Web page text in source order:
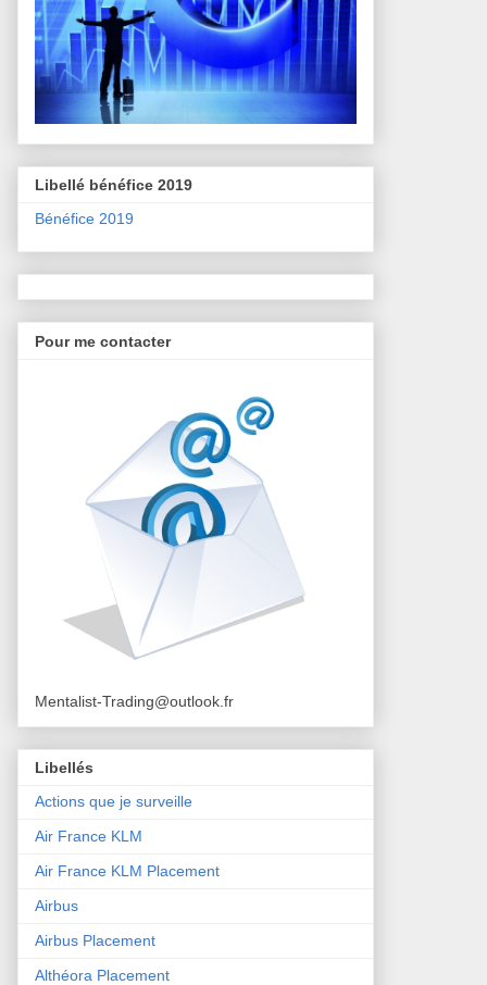
Libellé bénéfice 2019
Bénéfice 2019
Pour me contacter
Mentalist-Trading@outlook.fr
Libellés
Actions que je surveille
Air France KLM
Air France KLM Placement
Airbus
Airbus Placement
Althéora Placement